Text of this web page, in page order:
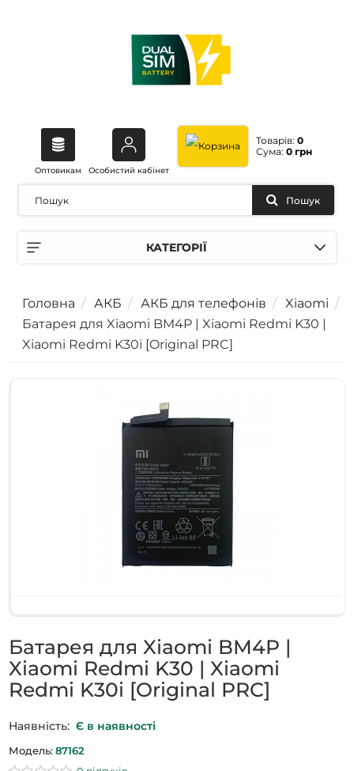
Оптовикам Особистий кабінет
Товарів: 0
Сума: 0 грн
КАТЕГОРІЇ
Пошук
Головна АКБ АКБ для телефонів
Xiaomi
Батарея для Xiaomi BM4P | Xiaomi Redmi K30 |
Xiaomi Redmi K30i [Original PRC]
Батарея для Xiaomi BM4P |
Xiaomi Redmi K30 | Xiaomi
Redmi K30i [Original PRC]
Наявність: Є в наявності
Модель: 87162